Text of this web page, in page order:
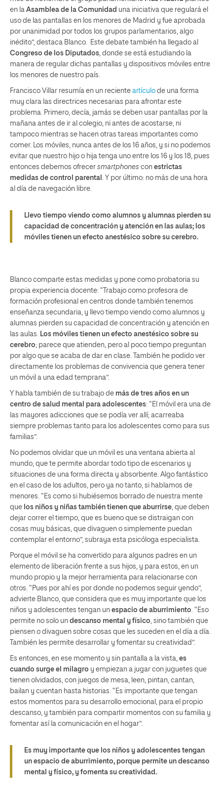
en la Asamblea de la Comunidad una iniciativa que regulará el
uso de las pantallas en los menores de Madrid y fue aprobada
por unanimidad por todos los grupos parlamentarios, algo
inédito”, destaca Blanco. Este debate también ha llegado al
Congreso de los Diputados, donde se está estudiando la
manera de regular dichas pantallas y dispositivos móviles entre
los menores de nuestro país.
Francisco Villar resumía en un reciente artículo de una forma
muy clara las directrices necesarias para afrontar este
problema. Primero, decía, jamás se deben usar pantallas por la
mañana antes de ir al colegio, ni antes de acostarse, ni
tampoco mientras se hacen otras tareas importantes como
comer. Los móviles, nunca antes de los 16 años, y si no podemos
evitar que nuestro hijo o hija tenga uno entre los 16 y los 18, pues
entonces debemos ofrecer smartphones con estrictas
medidas de control parental . Y por último: no más de una hora
al día de navegación libre.
Llevo tiempo viendo como alumnos y alumnas pierden su
capacidad de concentración y atención en las aulas; los
móviles tienen un efecto anestésico sobre su cerebro.
Blanco comparte estas medidas y pone como probatoria su
propia experiencia docente: “Trabajo como profesora de
formación profesional en centros donde también tenemos
enseñanza secundaria, y llevo tiempo viendo como alumnos y
alumnas pierden su capacidad de concentración y atención en
las aulas. Los móviles tienen un efecto anestésico sobre su
cerebro; parece que atienden, pero al poco tiempo preguntan
por algo que se acaba de dar en clase. También he podido ver
directamente los problemas de convivencia que genera tener
un móvil a una edad temprana”.
Y habla también de su trabajo de más de tres años en un
centro de salud mental para adolescentes: “El móvil era una de
las mayores adicciones que se podía ver allí; acarreaba
siempre problemas tanto para los adolescentes como para sus
familias”.
No podemos olvidar que un móvil es una ventana abierta al
mundo, que te permite abordar todo tipo de escenarios y
situaciones de una forma directa y absorbente. Algo fantástico
en el caso de los adultos, pero ya no tanto, si hablamos de
menores. “Es como si hubiésemos borrado de nuestra mente
que los niños y niñas también tienen que aburrirse, que deben
dejar correr el tiempo, que es bueno que se distraigan con
cosas muy básicas, que divaguen o simplemente puedan
contemplar el entorno”, subraya esta psicóloga especialista.
Porque el móvil se ha convertido para algunos padres en un
elemento de liberación frente a sus hijos, y para estos, en un
mundo propio y la mejor herramienta para relacionarse con
otros. “Pues por ahí es por donde no podemos seguir yendo”,
advierte Blanco, que considera que es muy importante que los
niños y adolescentes tengan un espacio de aburrimiento. “Eso
permite no solo un descanso mental y físico, sino también que
piensen o divaguen sobre cosas que les suceden en el día a día.
También les permite desarrollar y fomentar su creatividad”.
Es entonces, en ese momento y sin pantalla a la vista, es
cuando surge el milagro y empiezan a jugar con juguetes que
tienen olvidados, con juegos de mesa, leen, pintan, cantan,
bailan y cuentan hasta historias. “Es importante que tengan
estos momentos para su desarrollo emocional, para el propio
descanso, y también para compartir momentos con su familia y
fomentar así la comunicación en el hogar”.
Es muy importante que los niños y adolescentes tengan
un espacio de aburrimiento, porque permite un descanso
mental y físico, y fomenta su creatividad.